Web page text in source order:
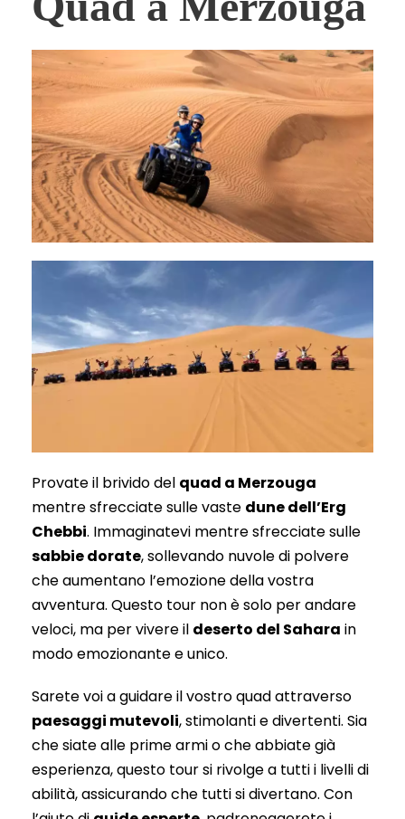
Provate il brivido del quad a Merzouga
mentre sfrecciate sulle vaste dune dell’Erg
Chebbi. Immaginatevi mentre sfrecciate sulle
sabbie dorate, sollevando nuvole di polvere
che aumentano l’emozione della vostra
avventura. Questo tour non è solo per andare
veloci, ma per vivere il deserto del Sahara in
modo emozionante e unico.
Sarete voi a guidare il vostro quad attraverso
paesaggi mutevoli, stimolanti e divertenti. Sia
che siate alle prime armi o che abbiate già
esperienza, questo tour si rivolge a tutti i livelli di
abilità, assicurando che tutti si divertano. Con